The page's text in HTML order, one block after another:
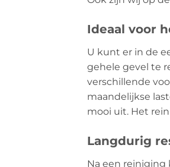
Ideaal voor
U kunt er in de
gehele gevel te
verschillende
maandelijkse
mooi uit. Het
Langdurig
Na een reiniging